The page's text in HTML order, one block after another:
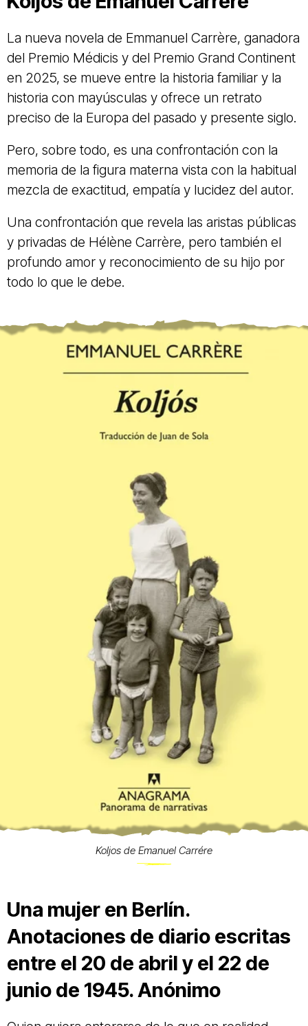
La nueva novela de Emmanuel Carrère, ganadora
del Premio Médicis y del Premio Grand Continent
en 2025, se mueve entre la historia familiar y la
historia con mayúsculas y ofrece un retrato
preciso de la Europa del pasado y presente siglo.
Pero, sobre todo, es una confrontación con la
memoria de la figura materna vista con la habitual
mezcla de exactitud, empatía y lucidez del autor.
Una confrontación que revela las aristas públicas
y privadas de Hélène Carrère, pero también el
profundo amor y reconocimiento de su hijo por
todo lo que le debe.
Koljos de Emanuel Carrére
Una mujer en Berlín.
Anotaciones de diario escritas
entre el 20 de abril y el 22 de
junio de 1945. Anónimo